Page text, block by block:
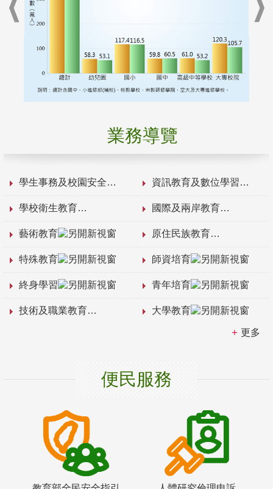
業務導覽
學生事務及校園安全 資訊教育及數位學習
學校衛生教育 國際及兩岸教育
藝術教育 原住民族教育
特殊教育 師資培育
終身學習 青年培育
技術及職業教育 大學教育
更多
便民服務